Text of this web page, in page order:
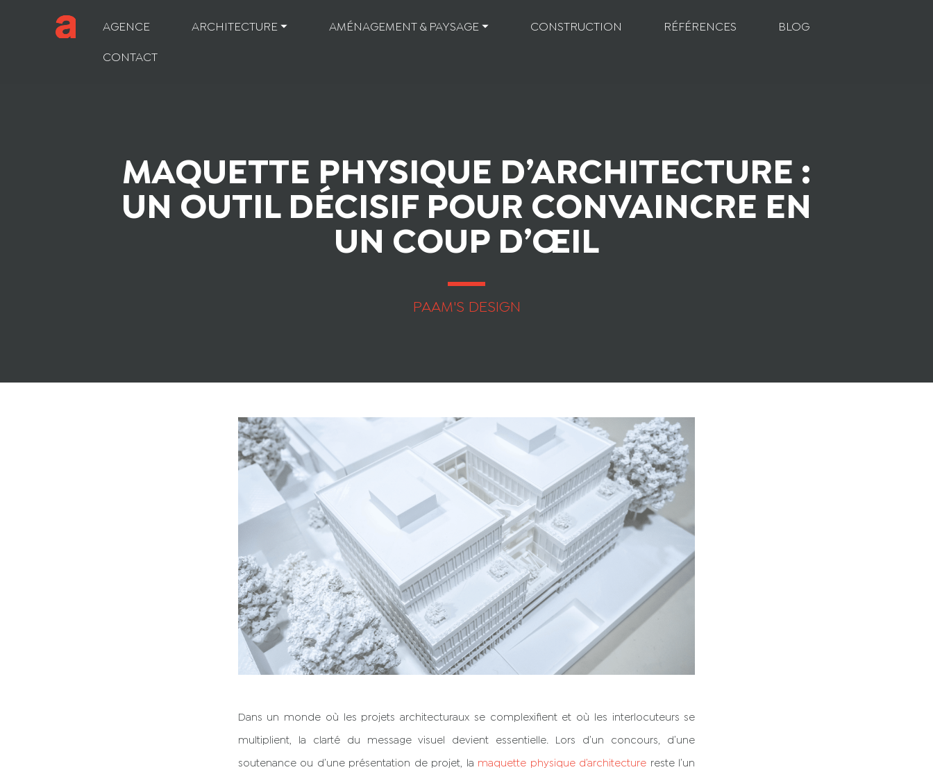
AGENCE ARCHITECTURE ⏷ AMÉNAGEMENT & PAYSAGE ⏷ CONSTRUCTION RÉFÉRENCES BLOG
CONTACT
MAQUETTE PHYSIQUE D’ARCHITECTURE :
UN OUTIL DÉCISIF POUR CONVAINCRE EN
UN COUP D’ŒIL
PAAM'S DESIGN
Dans un monde où les projets architecturaux se complexifient et où les interlocuteurs se
multiplient, la clarté du message visuel devient essentielle. Lors d’un concours, d’une
soutenance ou d’une présentation de projet, la maquette physique d’architecture reste l’un